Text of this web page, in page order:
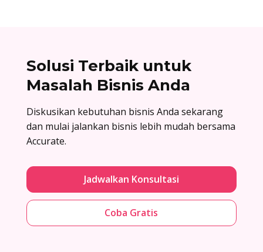
Solusi Terbaik untuk
Masalah Bisnis Anda
Diskusikan kebutuhan bisnis Anda sekarang
dan mulai jalankan bisnis lebih mudah bersama
Accurate.
Jadwalkan Konsultasi
Coba Gratis